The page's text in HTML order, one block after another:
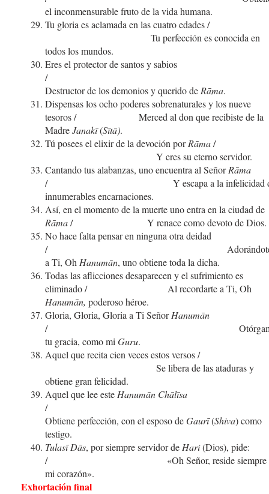
el inconmensurable fruto de la vida humana.
Tu gloria es aclamada en las cuatro
Tu perfección es conocida en
todos los mundos.
Eres el protector de santos y sabios
Destructor de los demonios y querido de Rāma.
Dispensas los ocho poderes sobrenaturales y los nueve
tesoros / Merced al don que recibiste de la
MadreJanakī(Sītā).
Tú posees el elixir de la devoción porRāma
Y eres su eterno servidor.
Cantando tus alabanzas, uno encuentra al SeñorRāma
/ Y escapa a la infelicidad
innumerables encarnaciones.
Así, en el momento de la muerte uno entra en la ciudad de
Rāma/ Y renace como devoto de Dios.
No hace falta pensar en ninguna otra deidad
/
a Ti, Oh Hanumān, uno obtiene toda la dicha.
Todas las aflicciones desaparecen y el sufrimiento es
eliminado / Al recordarte a Ti, Oh
Hanumān, poderoso héroe.
Gloria, Gloria, Gloria a Ti SeñorHanumān
/
tu gracia, como mi Guru.
Aquel que recita cien veces estos
Se libera de las ataduras y
obtiene gran felicidad.
Aquel que lee este Hanumān Chālīsa
/
Obtiene perfección, con el esposo deGaurī(Shiva) como
testigo.
Tulasī Dās, por siempre servidor de Hari(Dios), pide:
/ «Oh Señor, reside siempre
mi corazón».
Exhortación final